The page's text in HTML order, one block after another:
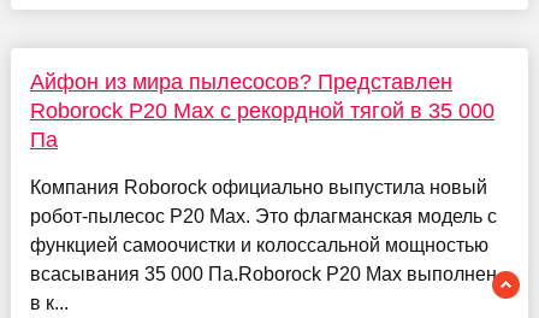
Айфон из мира пылесосов? Представлен
Roborock P20 Max с рекордной тягой в 35 000
Па
Компания Roborock официально выпустила новый
робот-пылесос P20 Max. Это флагманская модель с
функцией самоочистки и колоссальной мощностью
всасывания 35 000 Па.Roborock P20 Max выполнен
в к...